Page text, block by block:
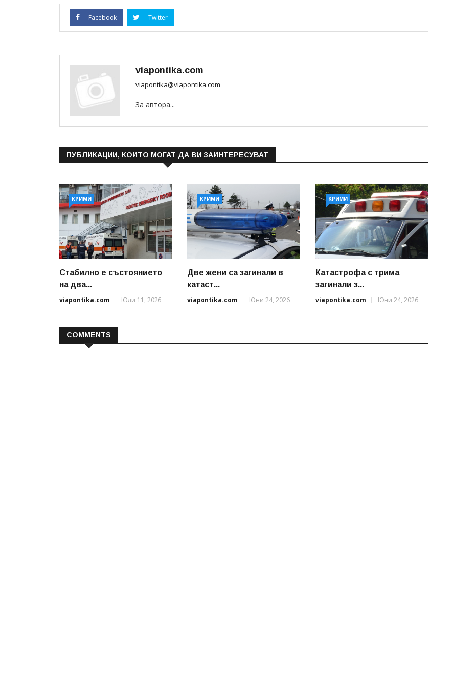
Facebook Twitter
viapontika.com
viapontika@viapontika.com
За автора...
ПУБЛИКАЦИИ, КОИТО МОГАТ ДА ВИ ЗАИНТЕРЕСУВАТ
КРИМИ
Стабилно е състоянието
на два...
viapontika.com
Юли 11, 2026
КРИМИ
Две жени са загинали в
катаст...
viapontika.com
Юни 24, 2026
КРИМИ
Катастрофа с трима
загинали з...
viapontika.com
Юни 24, 2026
COMMENTS